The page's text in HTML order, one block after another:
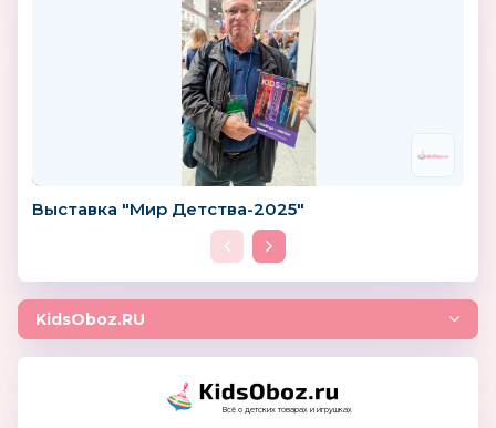
Выставка "Мир Детства-2025"
KidsOboz.RU
Всё о детских товарах и игрушках